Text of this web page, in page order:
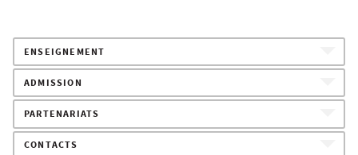
ENSEIGNEMENT
ADMISSION
PARTENARIATS
CONTACTS